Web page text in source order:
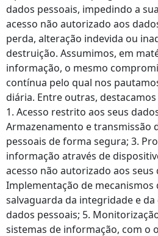
dados pessoais, impedindo a
acesso não autorizado aos
perda, alteração indevida ou
destruição. Assumimos, em
informação, o mesmo
contínua pelo qual nos
diária. Entre outras,
1. Acesso restrito aos seus
Armazenamento e transmissão
pessoais de forma segura; 3.
informação através de
acesso não autorizado aos seus
Implementação de mecanismos
salvaguarda da integridade e
dados pessoais; 5.
sistemas de informação, com o